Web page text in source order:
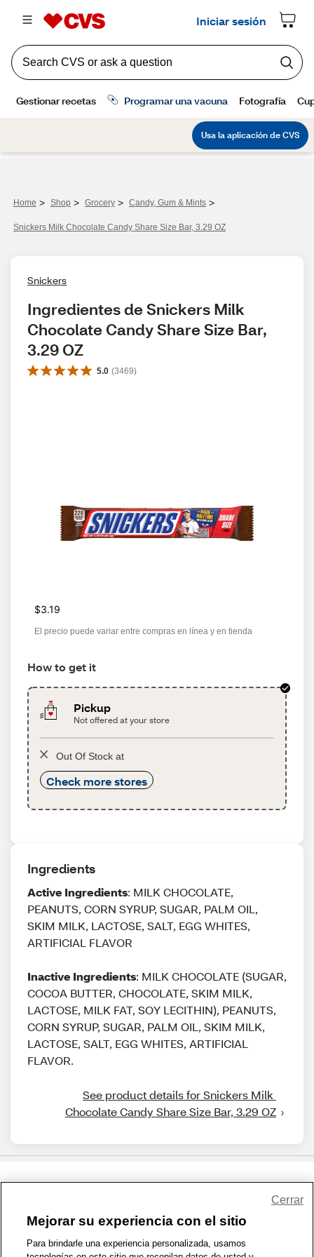
Home > Shop > Grocery > Candy, Gum & Mints >
Snickers Milk Chocolate Candy Share Size Bar, 3.29 OZ
Snickers
Ingredientes de Snickers Milk
Chocolate Candy Share Size Bar,
3.29 OZ
5.0 (3469)
$3.19
El precio puede variar entre compras en línea y en tienda
How to get it
Pickup
Not offered at your store
Out Of Stock at
Check more stores
Ingredients
Active Ingredients: MILK CHOCOLATE,
PEANUTS, CORN SYRUP, SUGAR, PALM OIL,
SKIM MILK, LACTOSE, SALT, EGG WHITES,
ARTIFICIAL FLAVOR
Inactive Ingredients: MILK CHOCOLATE (SUGAR,
COCOA BUTTER, CHOCOLATE, SKIM MILK,
LACTOSE, MILK FAT, SOY LECITHIN), PEANUTS,
CORN SYRUP, SUGAR, PALM OIL, SKIM MILK,
LACTOSE, SALT, EGG WHITES, ARTIFICIAL
FLAVOR.
See product details for Snickers Milk
Chocolate Candy Share Size Bar, 3.29 OZ
1-800-679-9691 | Contáctenos | Términos de Uso | Accesibilidad
Mejorar su experiencia con el sitio
Para brindarle una experiencia personalizada, usamos
Cerrar